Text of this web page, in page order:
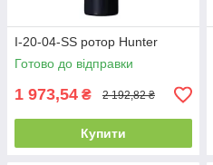
I-20-04-SS ротор Hunter
Готово до відправки
1 973,54 ₴ 2 192,82 ₴
Купити